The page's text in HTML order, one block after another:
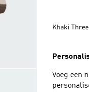
Khaki
Voeg een